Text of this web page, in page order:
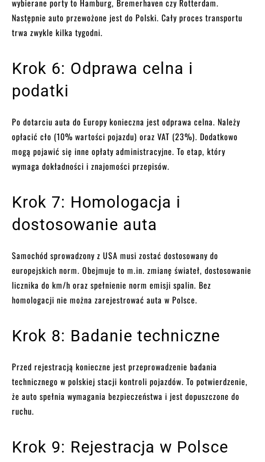
wybierane porty to Hamburg, Bremerhaven czy Rotterdam.
Następnie auto przewożone jest do Polski. Cały proces transportu
trwa zwykle kilka tygodni.
Krok 6: Odprawa celna i
podatki
Po dotarciu auta do Europy konieczna jest odprawa celna. Należy
opłacić cło (10% wartości pojazdu) oraz VAT (23%). Dodatkowo
mogą pojawić się inne opłaty administracyjne. To etap, który
wymaga dokładności i znajomości przepisów.
Krok 7: Homologacja i
dostosowanie auta
Samochód sprowadzony z USA musi zostać dostosowany do
europejskich norm. Obejmuje to m.in. zmianę świateł, dostosowanie
licznika do km/h oraz spełnienie norm emisji spalin. Bez
homologacji nie można zarejestrować auta w Polsce.
Krok 8: Badanie techniczne
Przed rejestracją konieczne jest przeprowadzenie badania
technicznego w polskiej stacji kontroli pojazdów. To potwierdzenie,
że auto spełnia wymagania bezpieczeństwa i jest dopuszczone do
ruchu.
Krok 9: Rejestracja w Polsce